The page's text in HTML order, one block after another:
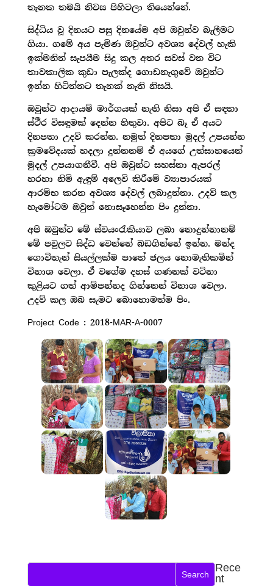
තැනක තමයි නිවස පිහිටලා තියෙන්නේ.
සිද්ධිය වූ දිනයට පසු දිනයේම අපි ඔවුන්ව බැලීමට
ගියා. ගමේ අය පැමිණ ඔවුන්ට අවශ්‍ය දේවල් හැකි
ඉක්මනින් සැපයීම සිදු කල අතර සවස් වන විට
තාවකාලික කුඩා පැලක්ද ගොඩනැගුවේ ඔවුන්ට
ඉන්න හිටින්නට තැනක් නැති නිසයි.
ඔවුන්ට ආදායම් මාර්ගයක් නැති නිසා අපි ඒ සඳහා
ස්ථීර විසඳුමක් දෙන්න හිතුවා. අපිට බෑ ඒ අයට
දිනපතා උදව් කරන්න. නමුත් දිනපතා මුදල් උපයන්න
ක්‍රමවේදයක් හදලා දුන්නනම් ඒ අයගේ උත්සාහයෙන්
මුදල් උපයාගනීවී. අපි ඔවුන්ට සහස්නා ඇපරල්
හරහා නිමි ඇඳුම් අලෙවි කිරීමේ ව්‍යාපාරයක්
ආරම්භ කරන අවශ්‍ය දේවල් ලබාදුන්නා. උදව් කල
හැමෝටම ඔවුන් නොසෑහෙන්න පිං දුන්නා.
අපි ඔවුන්ට මේ ස්වයංරැකියාව ලබා නොදුන්නානම්
මේ පවුලට සිද්ධ වෙන්නේ බඩගින්නේ ඉන්න. මන්ද
ගොවිතැන් සියල්ලක්ම පාහේ ජලය නොමැතිකමින්
විනාශ වෙලා. ඒ වගේම දහස් ගණනක් වටිනා
කුළියට ගත් ආම්පන්නද ගින්නෙන් විනාශ වෙලා.
උදව් කල ඔබ සැමට බොහොමත්ම පිං.
Project Code : 2018-MAR-A-0007
Rece
nt